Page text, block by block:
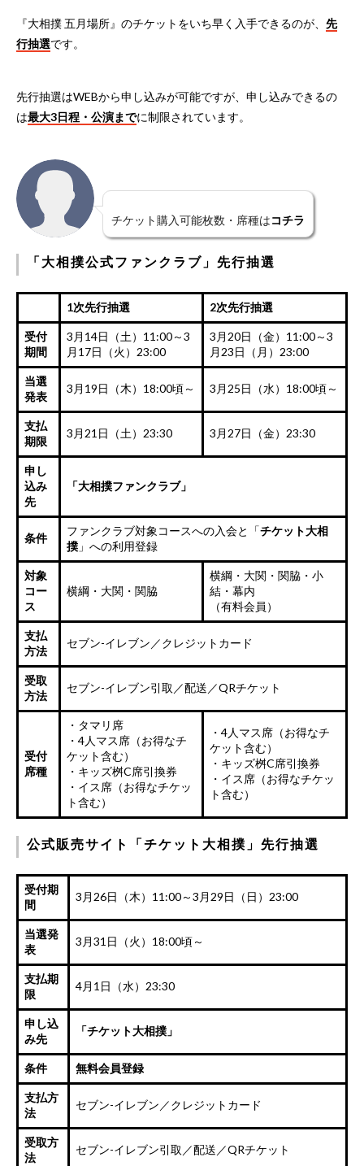
『大相撲 五月場所』のチケットをいち早く入手できるのが、 先
行抽選です。
先行抽選はWEBから申し込みが可能ですが、申し込みできるの
は最大3日程・公演までに制限されています。
チケット購入可能枚数・席種はコチラ
「大相撲公式ファンクラブ」先行抽選
1次先行抽選 2次先行抽選
受付
期間
3月14日（土）11:00～3
月17日（火）23:00
3月20日（金）11:00～3
月23日（月）23:00
当選
発表
3月19日（木）18:00頃～ 3月25日（水）18:00頃～
支払
期限
3月21日（土）23:30 3月27日（金）23:30
申し
込み
先
「大相撲ファンクラブ」
条件
ファンクラブ対象コースへの入会と「チケット大相
撲 」への利用登録
対象
コー
ス
横綱・大関・関脇
横綱・大関・関脇・小
結・幕内
（有料会員）
支払
方法
セブン-イレブン／クレジットカード
受取
方法
セブン-イレブン引取／配送／QRチケット
受付
席種
・タマリ席
・4人マス席（お得なチ
ケット含む）
・キッズ桝C席引換券
・イス席（お得なチケッ
ト含む）
・4人マス席（お得なチ
ケット含む）
・キッズ桝C席引換券
・イス席（お得なチケッ
ト含む）
公式販売サイト「チケット大相撲」先行抽選
受付期
間
3月26日（木）11:00～3月29日（日）23:00
当選発
表
3月31日（火）18:00頃～
支払期
限
4月1日（水）23:30
申し込
み先
「チケット大相撲 」
条件 無料会員登録
支払方
法
セブン-イレブン／クレジットカード
受取方
法
セブン-イレブン引取／配送／QRチケット